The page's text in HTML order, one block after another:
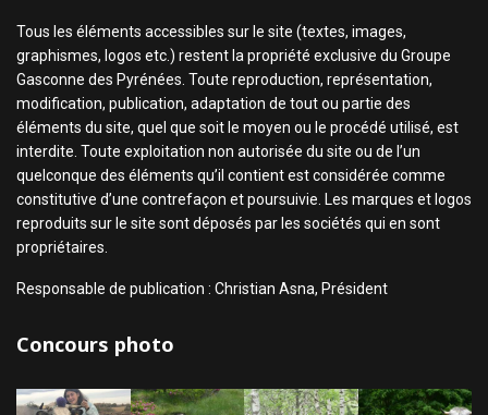
Tous les éléments accessibles sur le site (textes, images,
graphismes, logos etc.) restent la propriété exclusive du Groupe
Gasconne des Pyrénées. Toute reproduction, représentation,
modification, publication, adaptation de tout ou partie des
éléments du site, quel que soit le moyen ou le procédé utilisé, est
interdite. Toute exploitation non autorisée du site ou de l’un
quelconque des éléments qu’il contient est considérée comme
constitutive d’une contrefaçon et poursuivie. Les marques et logos
reproduits sur le site sont déposés par les sociétés qui en sont
propriétaires.
Responsable de publication : Christian Asna, Président
Concours photo